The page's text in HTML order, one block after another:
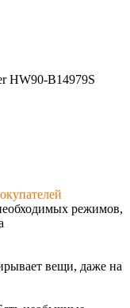
HW90-B14979S
режимов,
вещи, даже на